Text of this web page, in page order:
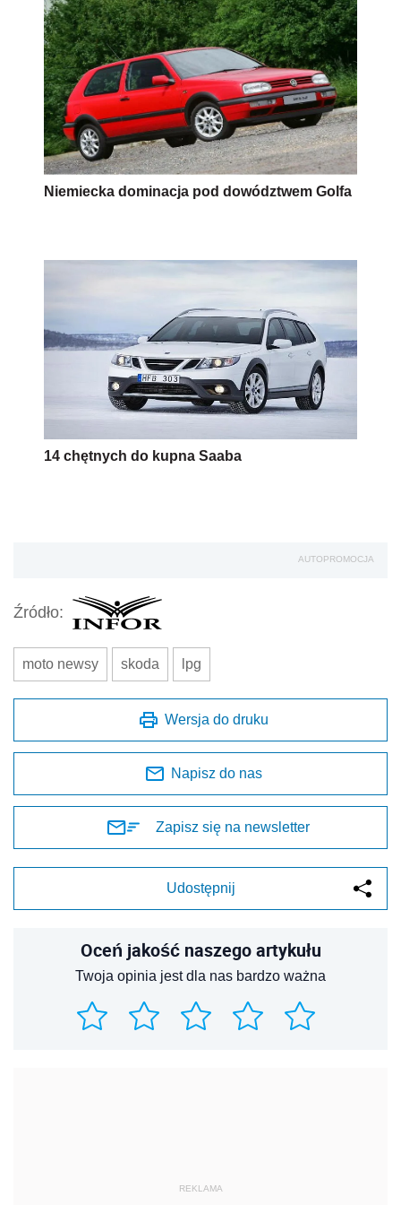
Niemiecka dominacja pod dowództwem Golfa
14 chętnych do kupna Saaba
AUTOPROMOCJA
Źródło:
moto newsy skoda lpg
Wersja do druku
Napisz do nas
Zapisz się na newsletter
Udostępnij
Oceń jakość naszego artykułu
Twoja opinia jest dla nas bardzo ważna
REKLAMA